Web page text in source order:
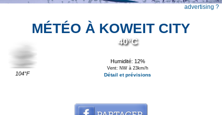
advertising ?
MÉTÉO À KOWEIT CITY
104°F
40°C
Humidité: 12%
Vent: NW à 23km/h
Détail et prévisions